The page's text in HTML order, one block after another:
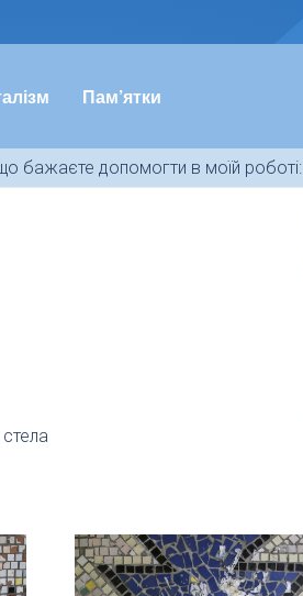
Пам’ятки
бажаєте допомогти в моїй роботі: